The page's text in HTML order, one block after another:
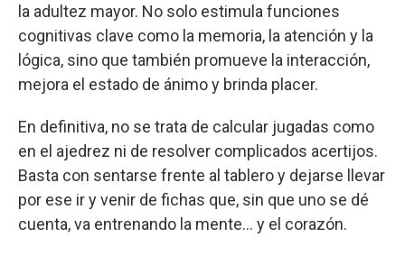
la adultez mayor. No solo estimula funciones
cognitivas clave como la memoria, la atención y la
lógica, sino que también promueve la interacción,
mejora el estado de ánimo y brinda placer.
En definitiva, no se trata de calcular jugadas como
en el ajedrez ni de resolver complicados acertijos.
Basta con sentarse frente al tablero y dejarse llevar
por ese ir y venir de fichas que, sin que uno se dé
cuenta, va entrenando la mente… y el corazón.